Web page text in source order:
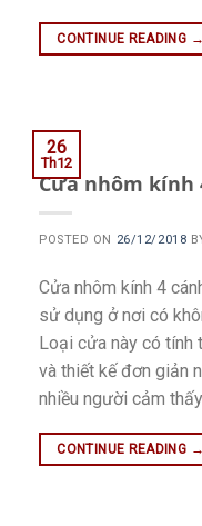
CONTINUE READING →
Cửa nhôm kính
POSTED ON 26/12/2018
26
Th12
Cửa nhôm kính 4
sử dụng ở nơi có
Loại cửa này có tính
và thiết kế đơn giản
nhiều người cảm thấy
CONTINUE READING →